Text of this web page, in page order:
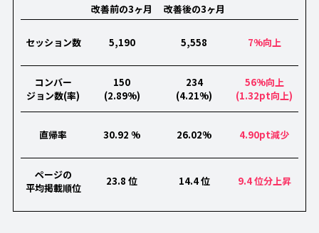
改善前の3ヶ月 改善後の3ヶ月
セッション数 5,190 5,558 7%向上
コンバー
ジョン数(率)
150
(2.89%)
234
(4.21%)
56%向上
(1.32pt向上)
直帰率 30.92 % 26.02% 4.90pt減少
ページの
平均掲載順位
23.8 位 14.4 位 9.4 位分上昇